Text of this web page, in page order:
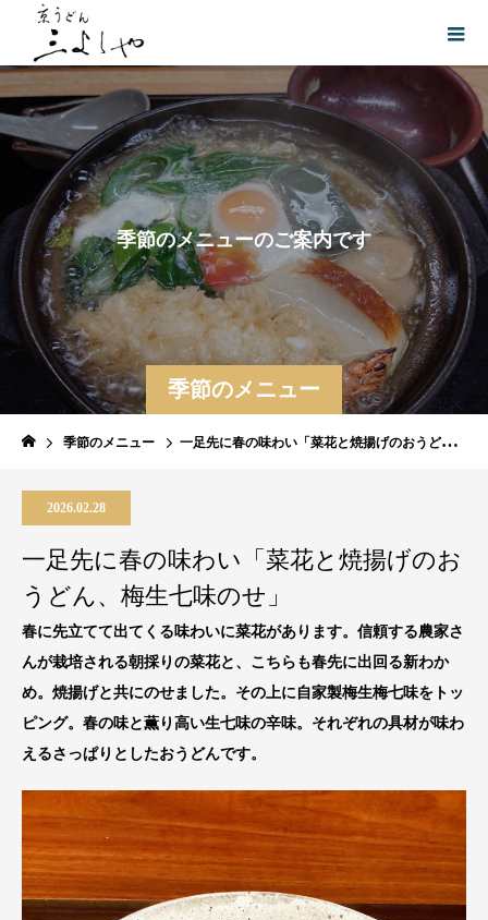
季節のメニュー
季節のメニューのご案内です。
季節のメニュー 一足先に春の味わい「菜花と焼揚げのおうどん、梅生七味のせ」
2026.02.28
一足先に春の味わい「菜花と焼揚げのお
うどん、梅生七味のせ」
春に先立てて出てくる味わいに菜花があります。信頼する農家さ
んが栽培される朝採りの菜花と、こちらも春先に出回る新わか
め。焼揚げと共にのせました。その上に自家製梅生梅七味をトッ
ピング。春の味と薫り高い生七味の辛味。それぞれの具材が味わ
えるさっぱりとしたおうどんです。